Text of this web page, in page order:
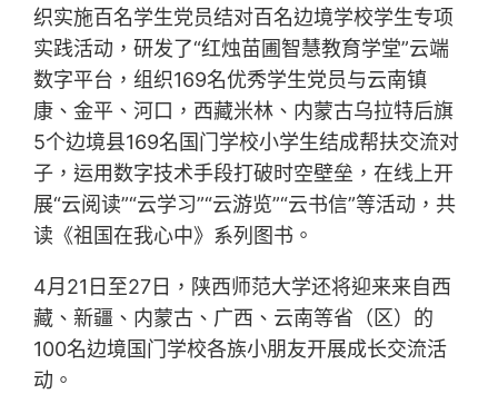
织实施百名学生党员结对百名边境学校学生专项
实践活动，研发了“红烛苗圃智慧教育学堂”云端
数字平台，组织169名优秀学生党员与云南镇
康、金平、河口，西藏米林、内蒙古乌拉特后旗
5个边境县169名国门学校小学生结成帮扶交流对
子，运用数字技术手段打破时空壁垒，在线上开
展“云阅读”“云学习”“云游览”“云书信”等活动，共
读《祖国在我心中》系列图书。
4月21日至27日，陕西师范大学还将迎来来自西
藏、新疆、内蒙古、广西、云南等省（区）的
100名边境国门学校各族小朋友开展成长交流活
动。